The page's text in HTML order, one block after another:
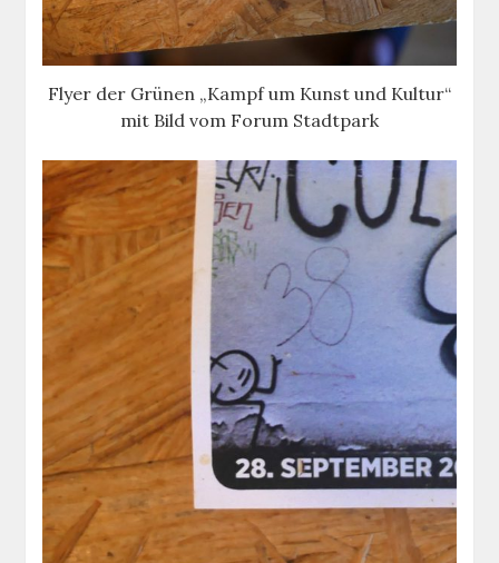
Flyer der Grünen „Kampf um Kunst und Kultur“
mit Bild vom Forum Stadtpark